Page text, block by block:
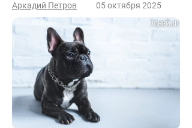
Аркадий Петров 05 октября 2025